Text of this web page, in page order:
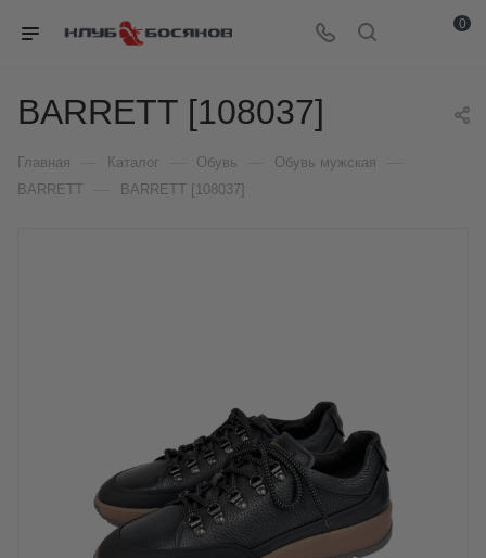
0
BARRETT [108037]
Главная Каталог Обувь Обувь мужская
BARRETT BARRETT [108037]